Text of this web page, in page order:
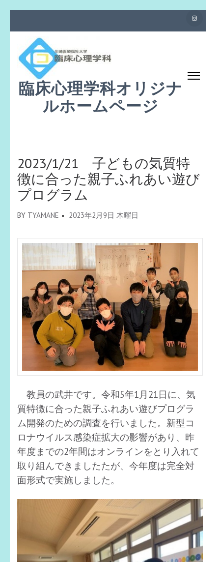
ン
押
臨床心理学科オリジナ
ルホームページ
2023/1/21 子どもの気質特
徴に合った親子ふれあい遊び
プログラム
BY TYAMANE 2023年2月9日 木曜日
教員の武井です。令和5年1月21日に、気
質特徴に合った親子ふれあい遊びプログラ
ム開発のための調査を行いました。新型コ
ロナウイルス感染症拡大の影響があり、昨
年度までの2年間はオンラインをとり入れて
取り組んできましたたが、今年度は完全対
面形式で実施しました。